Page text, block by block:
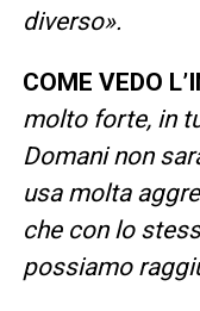
diverso».
COME VEDO
molto forte, in
Domani non
usa molta
che con lo
possiamo